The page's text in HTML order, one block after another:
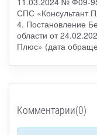
СПС «Консультант
4. Постановление
области от
Плюс» (дата
Комментарии(0)